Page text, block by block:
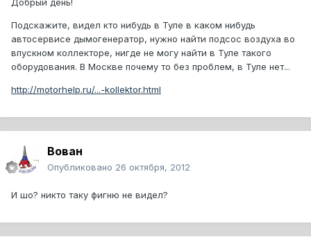
Добрый день!
Подскажите, видел кто нибудь в Туле в каком нибудь
автосервисе дымогенератор, нужно найти подсос воздуха во
впускном коллекторе, нигде не могу найти в Туле такого
оборудования. В Москве почему то без проблем, в Туле нет...
http://motorhelp.ru/...-kollektor.html
Вован
Опубликовано 26 октября, 2012
И шо? никто таку фигню не видел?